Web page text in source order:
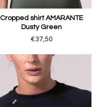
Cropped shirt AMARANTE
Dusty Green
€37,50